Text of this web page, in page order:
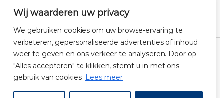
Wij waarderen uw privacy
We gebruiken cookies om uw browse-ervaring te
verbeteren, gepersonaliseerde advertenties of inhoud
weer te geven en ons verkeer te analyseren. Door op
"Alles accepteren" te klikken, stemt u in met ons
gebruik van cookies. Lees meer
SEO copywriting